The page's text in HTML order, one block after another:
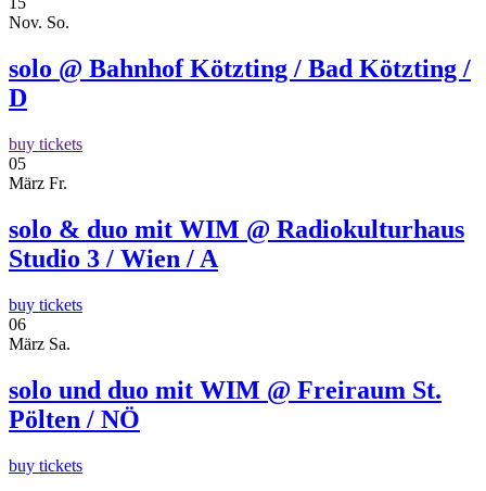
Nov. So.
solo @ Bahnhof Kötzting / Bad Kötzting /
D
buy tickets
05
März Fr.
solo & duo mit WIM @ Radiokulturhaus
Studio 3 / Wien / A
buy tickets
06
März Sa.
solo und duo mit WIM @ Freiraum St.
Pölten / NÖ
buy tickets